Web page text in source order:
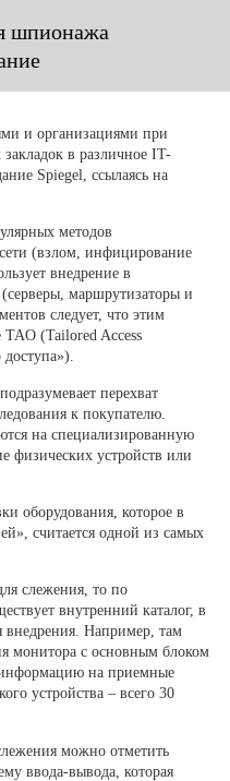
шпионажа
и организациями при
в различное IT-
Spiegel, ссылаясь на
методов
(взлом, инфицирование
внедрение в
маршрутизаторы и
следует, что этим
TAO (Tailored Access
перехват
к покупателю.
на специализированную
физических устройств или
оборудования, которое в
считается одной из самых
слежения, то по
внутренний каталог, в
внедрения. Например, там
монитора с основным блоком
на приемные
устройства – всего 30
можно отметить
ввода-вывода, которая